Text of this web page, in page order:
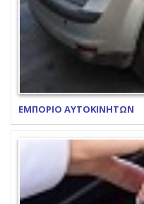
ΕΜΠΟΡΙΟ ΑΥΤΟΚΙΝΗΤΩΝ